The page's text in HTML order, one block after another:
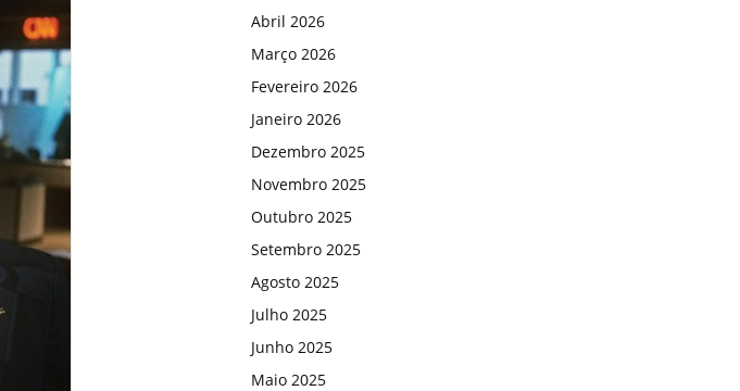
Abril 2026
Março 2026
Fevereiro 2026
Janeiro 2026
Dezembro 2025
Novembro 2025
Outubro 2025
Setembro 2025
Agosto 2025
Julho 2025
Junho 2025
Maio 2025